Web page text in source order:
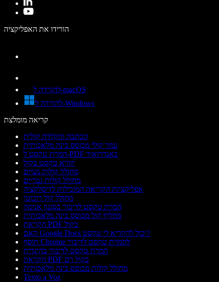
הורידו את האפליקציה
להורדה ל-macOS
להורדה ל-Windows
קריאה מומלצת
הכתבה והקלדה קולית
עוזר קולי מבוסס בינה מלאכותית
המרת טקסט ל-PDF באנדרואיד
קורא טקסט בקול
מחולל קולות נשיים
מחולל קולות גבריים
אפליקציות הקריאה המובילות לדיסלקציה
מחולל קול רובוטי
המרת טקסט לדיבור בסגנון אנימה
מחליף קול מבוסס בינה מלאכותית
הקראת PDF בקול
האם Google Docs יכול להקריא לי טקסט?
תוסף Chrome להמרת טקסט לדיבור
המרת טקסט לדיבור בהינדית
הקראת PDF בקול רם
מחולל קולות מבוסס בינה מלאכותית
Texto a Voz